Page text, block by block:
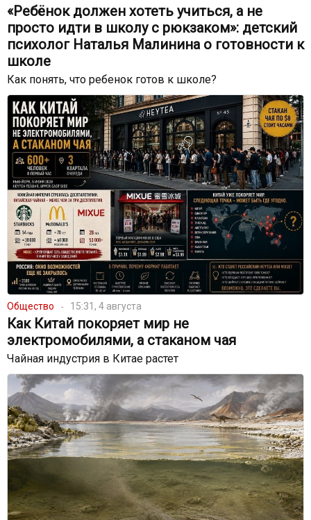
«Ребёнок должен хотеть учиться, а не
просто идти в школу с рюкзаком»: детский
психолог Наталья Малинина о готовности к
школе
Как понять, что ребенок готов к школе?
Общество 15:31, 4 августа
Как Китай покоряет мир не
электромобилями, а стаканом чая
Чайная индустрия в Китае растет